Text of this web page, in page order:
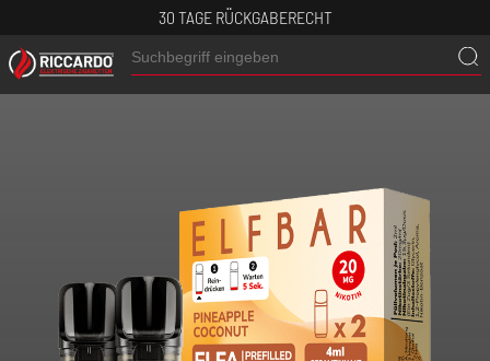
30 TAGE RÜCKGABERECHT